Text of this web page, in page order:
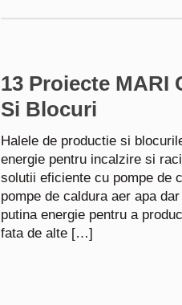
13 Proiecte MARI
Si Blocuri
Halele de productie si
energie pentru incalzire si
solutii eficiente cu pompe de
pompe de caldura aer apa
putina energie pentru a
fata de alte […]